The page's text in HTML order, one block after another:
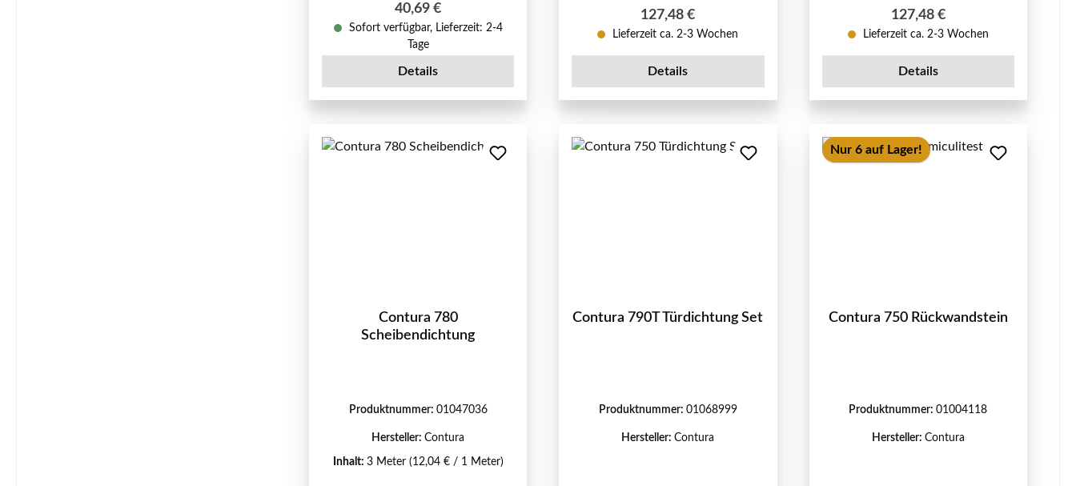
Regulärer Preis:
40,69 €
Sofort verfügbar, Lieferzeit: 2-4
Tage
Details
Regulärer Preis:
127,48 €
Lieferzeit ca. 2-3 Wochen
Details
Regulärer Preis:
127,48 €
Lieferzeit ca. 2-3 Wochen
Details
Contura 780
Scheibendichtung
Produktnummer: 01047036
Hersteller:Contura
Inhalt: 3 Meter (12,04 € / 1 Meter)
Contura 790T Türdichtung Set
Produktnummer: 01068999
Hersteller:Contura
Nur 6 auf Lager!
Contura 750 Rückwandstein
Produktnummer:01004118
Hersteller: Contura